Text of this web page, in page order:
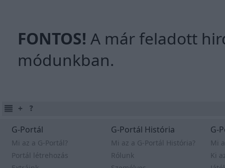
FONTOS! A már feladott
módunkban.
G-Portál
Mi az a G-Portál?
Portál létrehozás
G-Portál História
Mi az a G-Portál História?
Rólunk
G-
Mi
Ki